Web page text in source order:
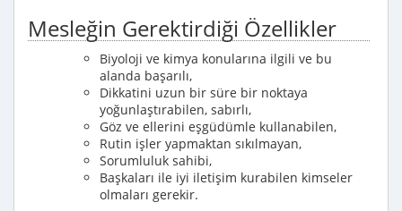
Mesleğin Gerektirdiği Özellikler
Biyoloji ve kimya konularına ilgili ve bu
alanda başarılı,
Dikkatini uzun bir süre bir noktaya
yoğunlaştırabilen, sabırlı,
Göz ve ellerini eşgüdümle kullanabilen,
Rutin işler yapmaktan sıkılmayan,
Sorumluluk sahibi,
Başkaları ile iyi iletişim kurabilen kimseler
olmaları gerekir.